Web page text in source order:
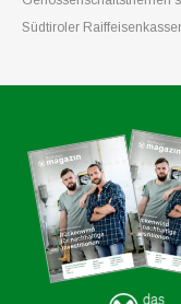
Südtiroler